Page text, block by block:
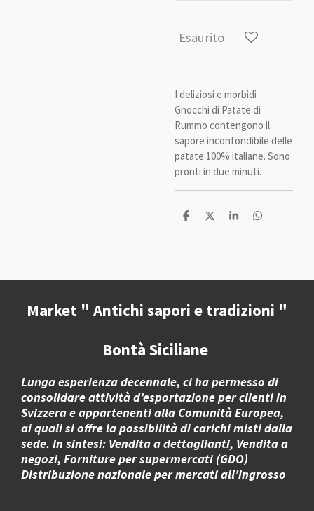
Esaurito
I deliziosi e morbidi
Gnocchi di Patate di
Rummo contengono il
sapore inconfondibile delle
patate 100% italiane. Sono
pronti in due minuti.
C
i
i
C
i
i
C
i
i
C
i
Market " Antichi sapori e tradizioni "
Bontà Siciliane
Lunga esperienza decennale, ci ha permesso di
consolidare attività d’esportazione per clienti in
Svizzera e appartenenti alla Comunità Europea,
ai quali si offre la possibilità di carichi misti dalla
sede. In sintesi: Vendita a dettaglianti, Vendita a
negozi, Forniture per supermercati (GDO)
Distribuzione nazionale per mercati all’ingrosso